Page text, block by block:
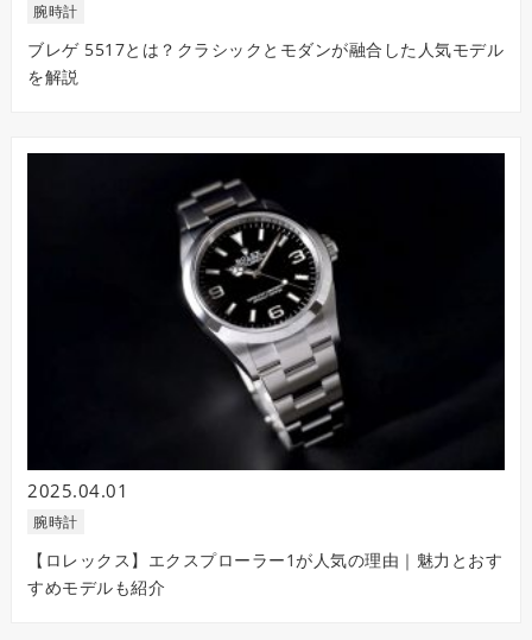
腕時計
ブレゲ 5517とは？クラシックとモダンが融合した人気モデル
を解説
2025.04.01
腕時計
【ロレックス】エクスプローラー1が人気の理由｜魅力とおす
すめモデルも紹介